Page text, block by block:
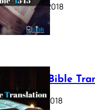
October 17, 2018
Webster Bible
October 11, 2018